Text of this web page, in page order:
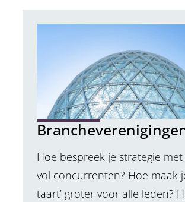
Hoe bespreek je strategie
vol concurrenten? Hoe maak
taart’ groter voor alle leden?